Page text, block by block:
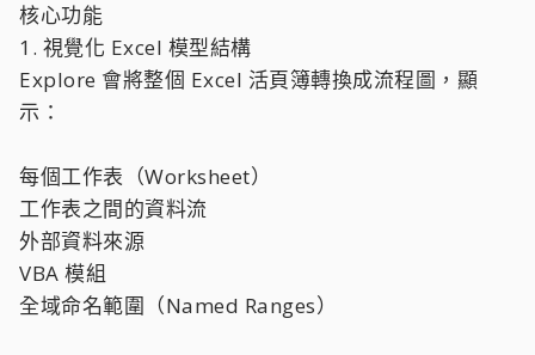
核心功能
1. 視覺化 Excel 模型結構
Explore 會將整個 Excel 活頁簿轉換成流程圖，顯
示：
每個工作表（Worksheet）
工作表之間的資料流
外部資料來源
VBA 模組
全域命名範圍（Named Ranges）